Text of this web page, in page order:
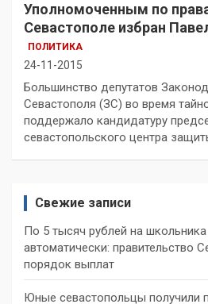
Уполномоченным по
Севастополе избран
ПОЛИТИКА
24-11-2015
Большинство депутатов
Севастополя (ЗС) во время
поддержало кандидатуру
севастопольского центра
Свежие записи
По 5 тысяч рублей на
автоматически: правительство
порядок выплат
Юные севастопольцы получили